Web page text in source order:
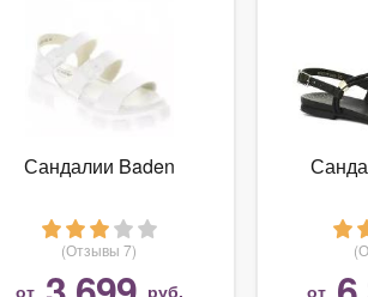
Сандалии Baden
(Отзывы 7)
от руб. от